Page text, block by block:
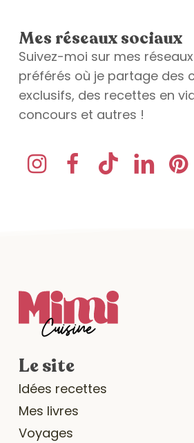
Mes réseaux sociaux
Suivez-moi sur mes
préférés où je partage des
exclusifs, des recettes en
concours et autres !
Le site
Idées recettes
Mes livres
Voyages